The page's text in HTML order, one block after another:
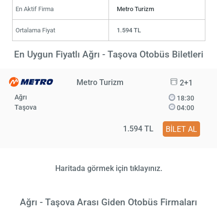
En Aktif Firma Metro Turizm
Ortalama Fiyat 1.594 TL
En Uygun Fiyatlı Ağrı - Taşova Otobüs Biletleri
Metro Turizm 2+1
Ağrı
Taşova
18:30
04:00
1.594 TL BİLET AL
Haritada görmek için tıklayınız.
Ağrı - Taşova Arası Giden Otobüs Firmaları